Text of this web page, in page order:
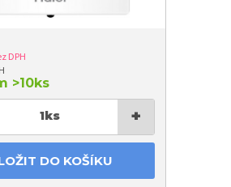
DPH
>10ks
1ks +
DO KOŠÍKU